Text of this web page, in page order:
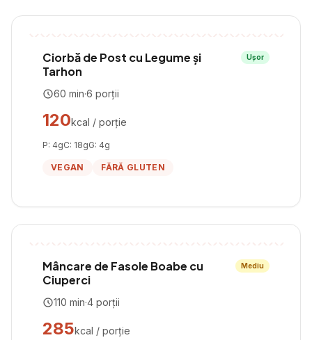
Ciorbă de Post cu Legume și
Tarhon
Ușor
60 min·6 porții
120kcal / porție
P: 4gC: 18gG: 4g
VEGAN FĂRĂ GLUTEN
Mâncare de Fasole Boabe cu
Ciuperci
Mediu
110 min·4 porții
285kcal / porție